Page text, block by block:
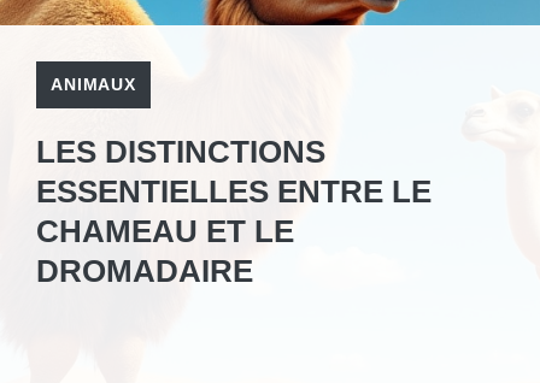
ANIMAUX
LES DISTINCTIONS
ESSENTIELLES ENTRE LE
CHAMEAU ET LE
DROMADAIRE